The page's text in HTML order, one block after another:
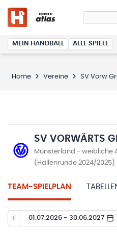
MEIN HANDBALL ALLE SPIELE
Home Vereine SV Vorw
SV VORWÄRTS
Münsterland - weibliche
(Hallenrunde 2024/2025)
TEAM-SPIELPLAN
01.07.2026 - 30.06.2027